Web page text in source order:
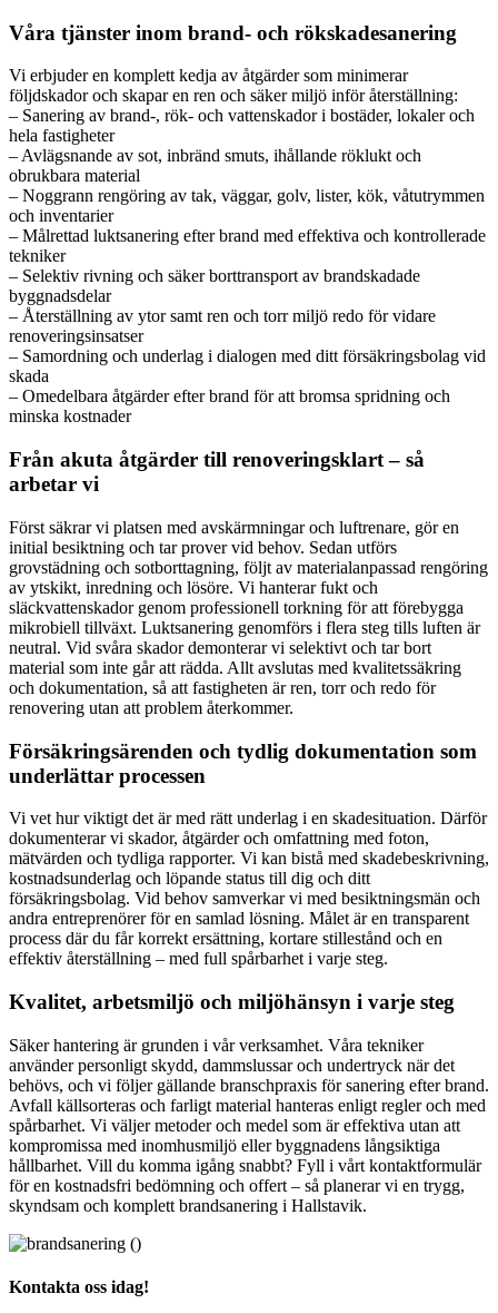
Våra tjänster inom brand- och rökskadesanering
Vi erbjuder en komplett kedja av åtgärder som minimerar
följdskador och skapar en ren och säker miljö inför återställning:
– Sanering av brand-, rök- och vattenskador i bostäder, lokaler och
hela fastigheter
– Avlägsnande av sot, inbränd smuts, ihållande röklukt och
obrukbara material
– Noggrann rengöring av tak, väggar, golv, lister, kök, våtutrymmen
och inventarier
– Målrettad luktsanering efter brand med effektiva och kontrollerade
tekniker
– Selektiv rivning och säker borttransport av brandskadade
byggnadsdelar
– Återställning av ytor samt ren och torr miljö redo för vidare
renoveringsinsatser
– Samordning och underlag i dialogen med ditt försäkringsbolag vid
skada
– Omedelbara åtgärder efter brand för att bromsa spridning och
minska kostnader
Från akuta åtgärder till renoveringsklart – så
arbetar vi
Först säkrar vi platsen med avskärmningar och luftrenare, gör en
initial besiktning och tar prover vid behov. Sedan utförs
grovstädning och sotborttagning, följt av materialanpassad rengöring
av ytskikt, inredning och lösöre. Vi hanterar fukt och
släckvattenskador genom professionell torkning för att förebygga
mikrobiell tillväxt. Luktsanering genomförs i flera steg tills luften är
neutral. Vid svåra skador demonterar vi selektivt och tar bort
material som inte går att rädda. Allt avslutas med kvalitetssäkring
och dokumentation, så att fastigheten är ren, torr och redo för
renovering utan att problem återkommer.
Försäkringsärenden och tydlig dokumentation som
underlättar processen
Vi vet hur viktigt det är med rätt underlag i en skadesituation. Därför
dokumenterar vi skador, åtgärder och omfattning med foton,
mätvärden och tydliga rapporter. Vi kan bistå med skadebeskrivning,
kostnadsunderlag och löpande status till dig och ditt
försäkringsbolag. Vid behov samverkar vi med besiktningsmän och
andra entreprenörer för en samlad lösning. Målet är en transparent
process där du får korrekt ersättning, kortare stillestånd och en
effektiv återställning – med full spårbarhet i varje steg.
Kvalitet, arbetsmiljö och miljöhänsyn i varje steg
Säker hantering är grunden i vår verksamhet. Våra tekniker
använder personligt skydd, dammslussar och undertryck när det
behövs, och vi följer gällande branschpraxis för sanering efter brand.
Avfall källsorteras och farligt material hanteras enligt regler och med
spårbarhet. Vi väljer metoder och medel som är effektiva utan att
kompromissa med inomhusmiljö eller byggnadens långsiktiga
hållbarhet. Vill du komma igång snabbt? Fyll i vårt kontaktformulär
för en kostnadsfri bedömning och offert – så planerar vi en trygg,
skyndsam och komplett brandsanering i Hallstavik.
Kontakta oss idag!